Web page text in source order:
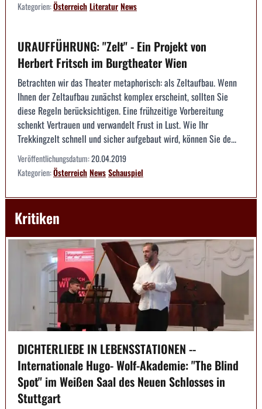
Kategorien:ÖsterreichLiteraturNews
URAUFFÜHRUNG: "Zelt" - Ein Projekt von
Herbert Fritsch im Burgtheater Wien
Betrachten wir das Theater metaphorisch: als Zeltaufbau. Wenn
Ihnen der Zeltaufbau zunächst komplex erscheint, sollten Sie
diese Regeln berücksichtigen. Eine frühzeitige Vorbereitung
schenkt Vertrauen und verwandelt Frust in Lust. Wie Ihr
Trekkingzelt schnell und sicher aufgebaut wird, können Sie de...
Veröffentlichungsdatum:20.04.2019
Kategorien:ÖsterreichNewsSchauspiel
Kritiken
DICHTERLIEBE IN LEBENSSTATIONEN --
Internationale Hugo- Wolf-Akademie: "The Blind
Spot" im Weißen Saal des Neuen Schlosses in
Stuttgart